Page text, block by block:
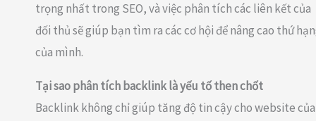
trọng nhất trong SEO, và việc phân tích các liên kết của
đối thủ sẽ giúp bạn tìm ra các cơ hội để nâng cao thứ
của mình.
Tại sao phân tích backlink là yếu tố then chốt
Backlink không chỉ giúp tăng độ tin cậy cho website của